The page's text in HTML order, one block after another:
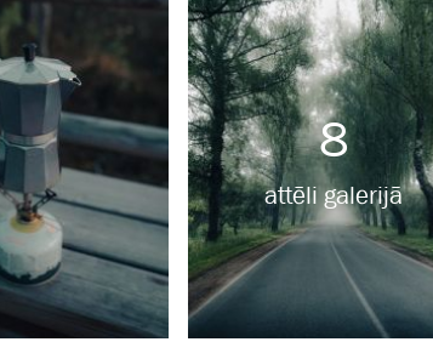
8
attēli galerijā